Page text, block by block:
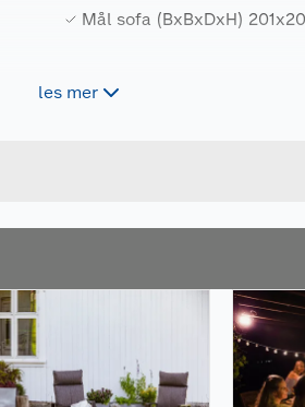
Mål sofa (BxBxDxH)
les mer